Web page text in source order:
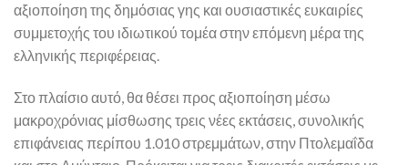
αξιοποίηση της δημόσιας γης και ουσιαστικές ευκαιρίες
συμμετοχής του ιδιωτικού τομέα στην επόμενη μέρα της
ελληνικής περιφέρειας.
Στο πλαίσιο αυτό, θα θέσει προς αξιοποίηση μέσω
μακροχρόνιας μίσθωσης τρεις νέες εκτάσεις, συνολικής
επιφάνειας περίπου 1.010 στρεμμάτων, στην Πτολεμαΐδα